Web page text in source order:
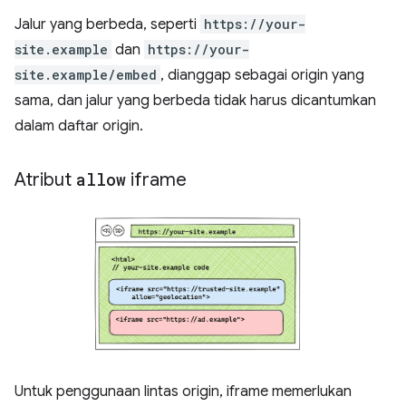
Jalur yang berbeda, seperti https://your-
site.example dan https://your-
site.example/embed , dianggap sebagai origin yang
sama, dan jalur yang berbeda tidak harus dicantumkan
dalam daftar origin.
Atribut allow iframe
Untuk penggunaan lintas origin, iframe memerlukan